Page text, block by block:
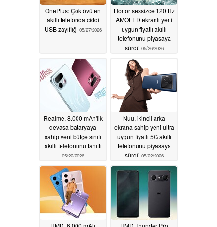
OnePlus: Çok övülen
akıllı telefonda ciddi
USB zayıflığı 05/27/2026
Honor sessizce 120 Hz
AMOLED ekranlı yeni
uygun fiyatlı akıllı
telefonunu piyasaya
sürdü 05/26/2026
Realme, 8.000 mAh'lik
devasa bataryaya
sahip yeni bütçe sınıfı
akıllı telefonunu tanıttı
05/22/2026
Nuu, ikincil arka
ekrana sahip yeni ultra
uygun fiyatlı 5G akıllı
telefonunu piyasaya
sürdü 05/22/2026